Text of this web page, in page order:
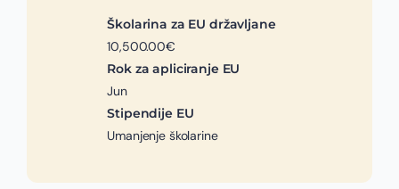
Školarina za EU državljane
10,500.00€
Rok za apliciranje EU
Jun
Stipendije EU
Umanjenje školarine